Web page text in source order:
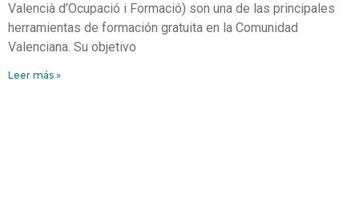
Valencià d’Ocupació i Formació) son una de las principales
herramientas de formación gratuita en la Comunidad
Valenciana. Su objetivo
Leer más »